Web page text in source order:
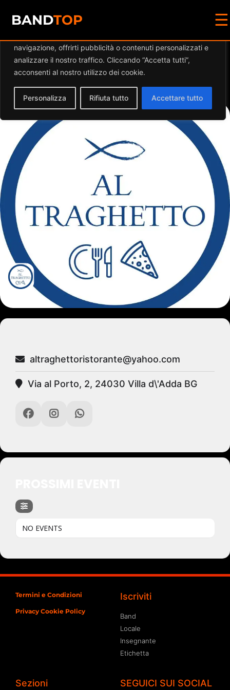
Diamo valore alla tua privacy
navigazione, offrirti pubblicità o contenuti personalizzati e
analizzare il nostro traffico. Cliccando “Accetta tutti”,
acconsenti al nostro utilizzo dei cookie.
Personalizza Rifiuta tutto Accettare tutto
BANDTOP ☰
Events by this
organizer
altraghettoristorante@yahoo.com
Via al Porto, 2, 24030 Villa d\'Adda BG
NO EVENTS
Termini e Condizioni
Privacy Cookie Policy
Iscriviti
Band
Locale
Insegnante
Etichetta
Sezioni SEGUICI SUI SOCIAL